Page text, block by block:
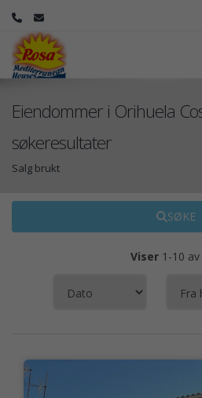
Eiendommer i Orihuela
søkeresultater
Salg brukt
SØKE
Viser 1-10 av